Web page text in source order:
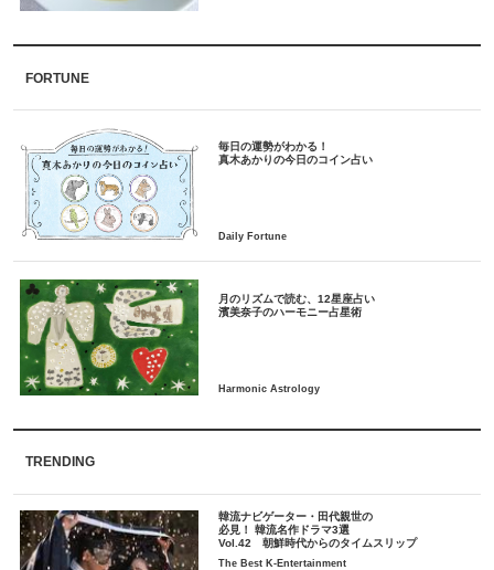
FORTUNE
毎日の運勢がわかる！
月のリズムで読む、12星座占い
TRENDING
韓流ナビゲーター・田代親世の
必見！ 韓流名作ドラマ3選
Vol.42 朝鮮時代からのタイムスリップ
The Best K-Entertainment